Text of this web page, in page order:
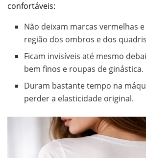
confortáveis:
Não deixam marcas vermelhas
região dos ombros e dos
Ficam invisíveis até mesmo
bem finos e roupas de ginástica.
Duram bastante tempo na
perder a elasticidade original.